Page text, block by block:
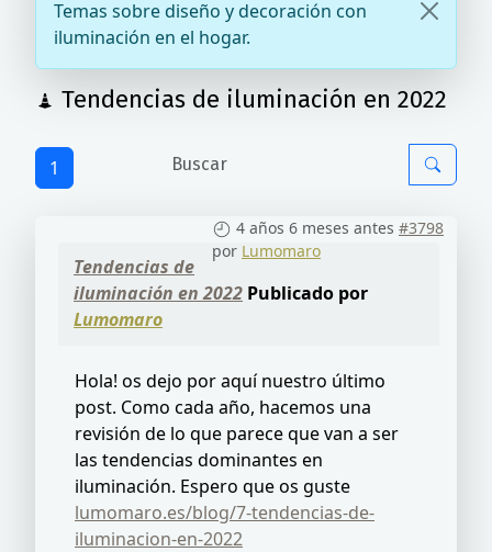
Temas sobre diseño y decoración con
iluminación en el hogar.
Tendencias de iluminación en 2022
1
4 años 6 meses antes #3798
por Lumomaro
Tendencias de
iluminación en 2022 Publicado por
Lumomaro
Hola! os dejo por aquí nuestro último
post. Como cada año, hacemos una
revisión de lo que parece que van a ser
las tendencias dominantes en
iluminación. Espero que os guste
lumomaro.es/blog/7-tendencias-de-
iluminacion-en-2022